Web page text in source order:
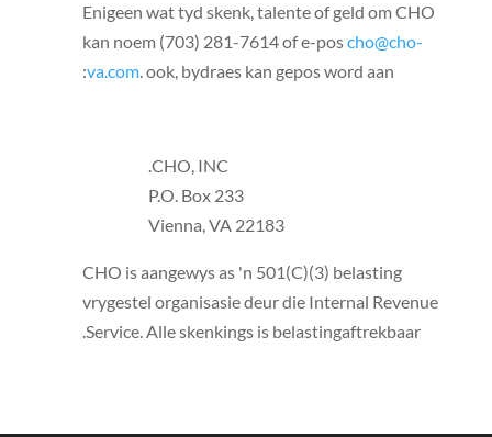
Enigeen wat tyd skenk, talente of geld om CHO
kan noem (703) 281-7614 of e-poscho@cho-
va.com. ook, bydraes kan gepos word aan:
CHO, INC.
P.O. Box 233
Vienna, VA 22183
CHO is aangewys as 'n 501(C)(3) belasting
vrygestel organisasie deur die Internal Revenue
Service. Alle skenkings is belastingaftrekbaar.